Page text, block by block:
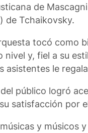
de
de Tchaikovsky.
tocó como
nivel y, fiel a su
asistentes le
público logró
satisfacción por
y